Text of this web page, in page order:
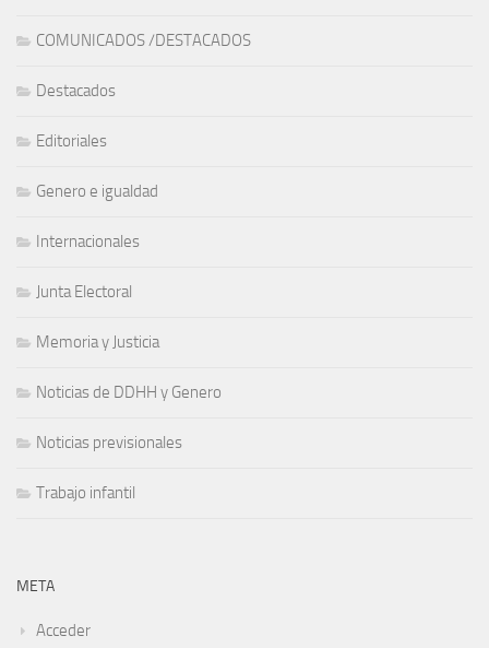
COMUNICADOS /DESTACADOS
Destacados
Editoriales
Genero e igualdad
Internacionales
Junta Electoral
Memoria y Justicia
Noticias de DDHH y Genero
Noticias previsionales
Trabajo infantil
META
Acceder